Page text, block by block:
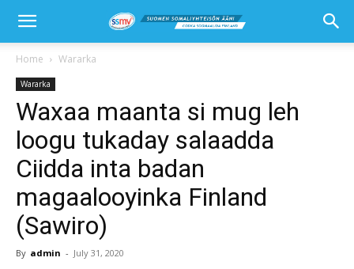
Home Wararka
Wararka
Waxaa maanta si mug leh
loogu tukaday salaadda
Ciidda inta badan
magaalooyinka Finland
(Sawiro)
By admin - July 31, 2020